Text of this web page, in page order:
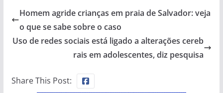
Homem agride crianças em praia de Salvador: veja
o que se sabe sobre o caso
Uso de redes sociais está ligado a alterações cereb
rais em adolescentes, diz pesquisa
Share This Post: